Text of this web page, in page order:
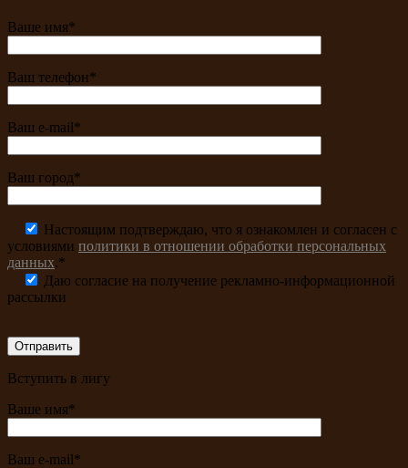
Ваше имя*
Ваш телефон*
Ваш e-mail*
Ваш город*
Настоящим подтверждаю, что я ознакомлен и согласен с
условиями политики в отношении обработки персональных
данных.*
Даю согласие на получение рекламно-информационной
рассылки
Вступить в лигу
Ваше имя*
Ваш e-mail*